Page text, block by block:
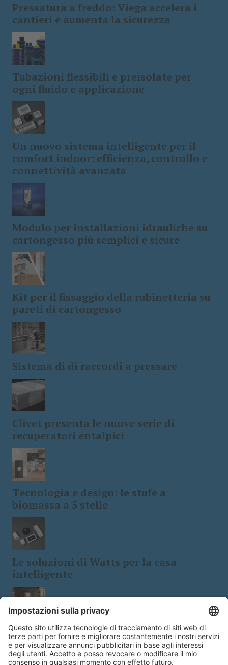
Pressatura a freddo: Viega accelera i
cantieri e aumenta la sicurezza
Tubazioni flessibili e preisolate per
ogni fluido e applicazione
Un nuovo sistema intelligente per il
comfort indoor: efficienza, controllo e
connettività avanzata
Modulo per installazioni idrauliche su
cartongesso più semplici e sicure
Kit per il fissaggio della rubinetteria su
pareti di cartongesso
Sistema di di raccordi a pressare
Clivet presenta le nuove serie di
recuperatori entalpici
Tecnologia e design: le stufe a
biomassa a 5 stelle
Le soluzioni di Watts per la casa
intelligente
Cerdisia presenta i pavimenti in
ardesia Slatestone